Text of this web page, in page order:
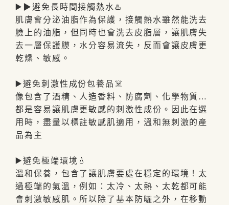
▶️▶避免長時間接觸熱水♨️
肌膚會分泌油脂作為保護，接觸熱水雖然能洗去
臉上的油脂，但同時也會洗去皮脂層，讓肌膚失
去一層保護膜，水分容易流失，反而會讓皮膚更
乾燥、敏感。
▶️避免刺激性成份包養品☠️
像包含了酒精、人造香料、防腐劑、化學物質…
都是容易讓肌膚更敏感的刺激性成份。因此在選
用時，盡量以標註敏感肌適用，溫和無刺激的產
品為主
▶️避免極端環境💧
溫和保養，包含了讓肌膚要處在穩定的環境！太
過極端的氣溫，例如：太冷、太熱、太乾都可能
會刺激敏感肌。所以除了基本防曬之外，在移動